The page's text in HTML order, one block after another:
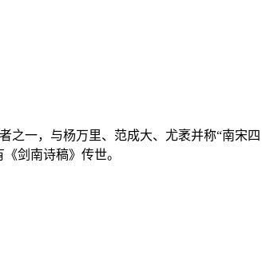
之一，与杨万里、范成大、尤袤并称“南宋四
剑南诗稿》传世。